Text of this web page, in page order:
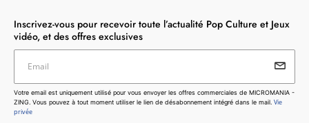
Inscrivez-vous pour recevoir toute l’actualité Pop Culture et Jeux
vidéo, et des offres exclusives
Votre email est uniquement utilisé pour vous envoyer les
offres commerciales de MICROMANIA - ZING. Vous pouvez
à tout moment utiliser le lien de désabonnement intégré dans
Email
Votre email est uniquement utilisé pour vous envoyer les offres commerciales de MICROMANIA -
ZING. Vous pouvez à tout moment utiliser le lien de désabonnement intégré dans le mail. Vie
privée